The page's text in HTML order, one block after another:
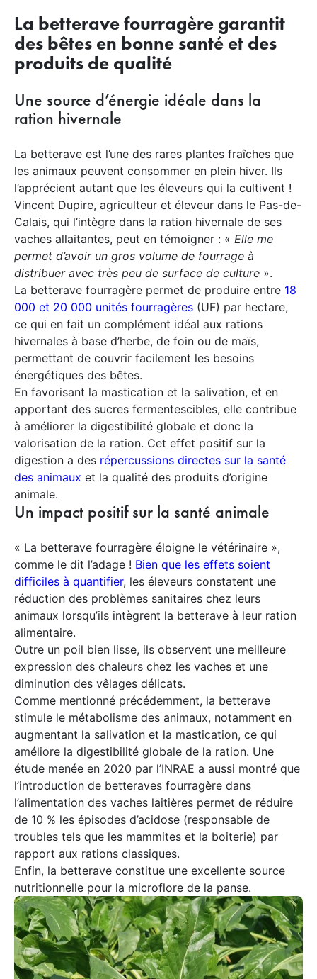
La betterave fourragère garantit
des bêtes en bonne santé et des
produits de qualité
Une source d’énergie idéale dans la
ration hivernale
La betterave est l’une des rares plantes fraîches que
les animaux peuvent consommer en plein hiver. Ils
l’apprécient autant que les éleveurs qui la cultivent !
Vincent Dupire, agriculteur et éleveur dans le Pas-de-
Calais, qui l’intègre dans la ration hivernale de ses
vaches allaitantes, peut en témoigner : « Elle me
permet d’avoir un gros volume de fourrage à
distribuer avec très peu de surface de culture ».
La betterave fourragère permet de produire entre 18
000 et 20 000 unités fourragères (UF) par hectare,
ce qui en fait un complément idéal aux rations
hivernales à base d’herbe, de foin ou de maïs,
permettant de couvrir facilement les besoins
énergétiques des bêtes.
En favorisant la mastication et la salivation, et en
apportant des sucres fermentescibles, elle contribue
à améliorer la digestibilité globale et donc la
valorisation de la ration. Cet effet positif sur la
digestion a des répercussions directes sur la santé
des animaux et la qualité des produits d’origine
animale.
Un impact positif sur la santé animale
« La betterave fourragère éloigne le vétérinaire »,
comme le dit l’adage ! Bien que les effets soient
difficiles à quantifier, les éleveurs constatent une
réduction des problèmes sanitaires chez leurs
animaux lorsqu’ils intègrent la betterave à leur ration
alimentaire.
Outre un poil bien lisse, ils observent une meilleure
expression des chaleurs chez les vaches et une
diminution des vêlages délicats.
Comme mentionné précédemment, la betterave
stimule le métabolisme des animaux, notamment en
augmentant la salivation et la mastication, ce qui
améliore la digestibilité globale de la ration. Une
étude menée en 2020 par l’INRAE a aussi montré que
l’introduction de betteraves fourragère dans
l’alimentation des vaches laitières permet de réduire
de 10 % les épisodes d’acidose (responsable de
troubles tels que les mammites et la boiterie) par
rapport aux rations classiques.
Enfin, la betterave constitue une excellente source
nutritionnelle pour la microflore de la panse.